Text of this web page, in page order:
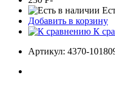
Добавить в корзину
К
Артикул: 4370-